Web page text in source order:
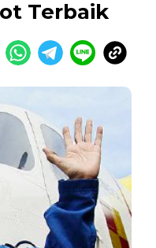
Terbaik